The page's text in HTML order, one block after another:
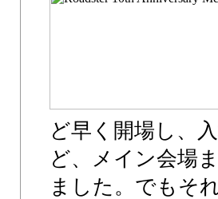
ど早く開場し、
ど、メイン会場
ました。でもそ